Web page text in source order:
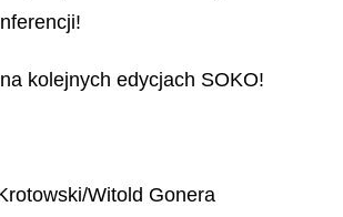
kolejnych edycjach SOKO!
Witold Gonera